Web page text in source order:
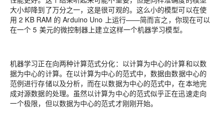
大小却降到了万分之一，这是很可观的。这么小的模型可以在使
用 2 KB RAM 的 Arduino Uno 上运行——简而言之，你现在可以
在一个 5 美元的微控制器上建立这样一个机器学习模型。
机器学习正在向两种计算范式分化：以计算为中心的计算和以数
据为中心的计算。 在以计算为中心的范式中，数据由数据中心的
范例进行存储以及分析，而在以数据为中心的范式中，在本地完
成对源数据的处理。虽然以计算为中心的范式似乎正在迅速走向
一个极限，但以数据为中心的范式才刚刚开始。